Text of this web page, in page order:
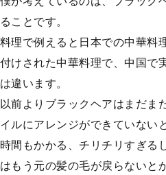
ることです。
料理で例えると日本での中華料
付けされた中華料理で、中国で
は違います。
以前よりブラックヘアはまだま
イルにアレンジができていない
時間もかかる、チリチリすぎる
はもう元の髪の毛が戻らないと